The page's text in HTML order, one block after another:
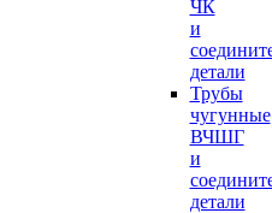
ЧК
и
детали
Трубы
чугунные
ВЧШГ
и
детали